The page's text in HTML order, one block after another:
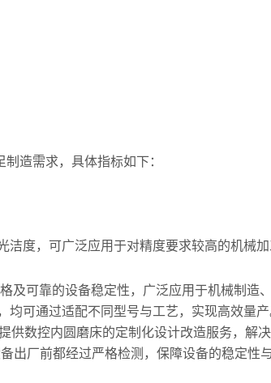
造需求，具体指标如下：
度，可广泛应用于对精度要求较高的机械
及可靠的设备稳定性，广泛应用于机械制造
可通过适配不同型号与工艺，实现高效量产
数控内圆磨床的定制化设计改造服务，解
出厂前都经过严格检测，保障设备的稳定性与